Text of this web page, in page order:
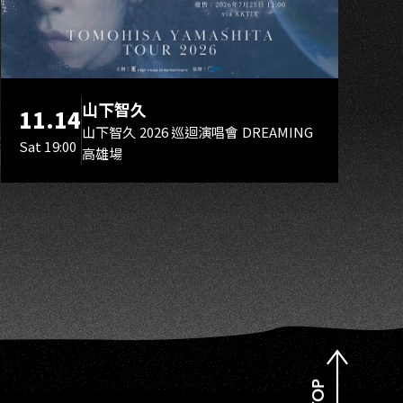
11.14
Sat 19:00
山下智久
山下智久 2026 巡迴演唱會 DREAMING
高雄場
TOP